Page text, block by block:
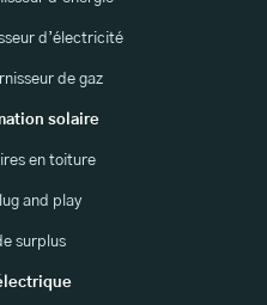
d’électricité
de gaz
solaire
en toiture
and play
surplus